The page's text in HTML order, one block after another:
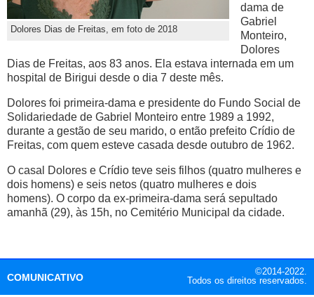
Dolores Dias de Freitas, em foto de 2018
dama de
Gabriel
Monteiro,
Dolores
Dias de Freitas, aos 83 anos. Ela estava internada em um
hospital de Birigui desde o dia 7 deste mês.
Dolores foi primeira-dama e presidente do Fundo Social de
Solidariedade de Gabriel Monteiro entre 1989 a 1992,
durante a gestão de seu marido, o então prefeito Crídio de
Freitas, com quem esteve casada desde outubro de 1962.
O casal Dolores e Crídio teve seis filhos (quatro mulheres e
dois homens) e seis netos (quatro mulheres e dois
homens). O corpo da ex-primeira-dama será sepultado
amanhã (29), às 15h, no Cemitério Municipal da cidade.
COMUNICATIVO
©2014-2022.
Todos os direitos reservados.